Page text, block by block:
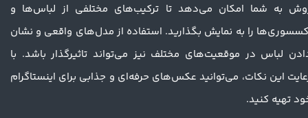
به شما امکان می‌دهد تا ترکیب‌های مختلفی از لباس‌ها و
را به نمایش بگذارید. استفاده از مدل‌های واقعی و نشان
لباس در موقعیت‌های مختلف نیز می‌تواند تاثیرگذار باشد. با
این نکات، می‌توانید عکس‌های حرفه‌ای و جذابی برای اینستاگرام
تهیه کنید.